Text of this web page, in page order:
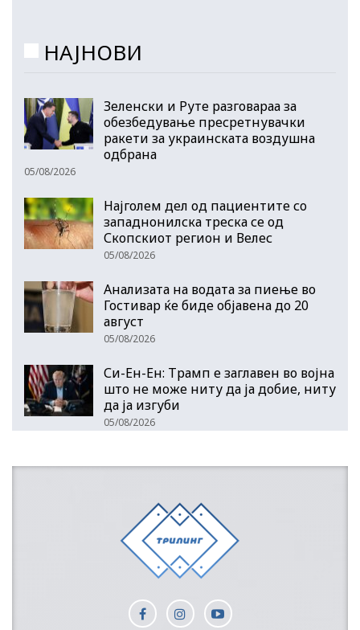
НАЈНОВИ
Зеленски и Руте разговараа за
обезбедување пресретнувачки
ракети за украинската воздушна
одбрана
05/08/2026
Најголем дел од пациентите сo
западнонилска треска се од
Скопскиот регион и Велес
05/08/2026
Анализата на водата за пиење во
Гостивар ќе биде објавена до 20
август
05/08/2026
Си-Ен-Ен: Трамп е заглавен во војна
што не може ниту да ја добие, ниту
да ја изгуби
05/08/2026